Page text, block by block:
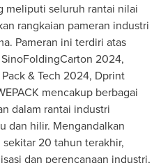
meliputi seluruh rantai nilai
rangkaian pameran industri
Pameran ini terdiri atas
2024,
& Tech 2024, Dprint
mencakup berbagai
dalam rantai industri
dan hilir. Mengandalkan
20 tahun terakhir,
dan perencanaan industri,